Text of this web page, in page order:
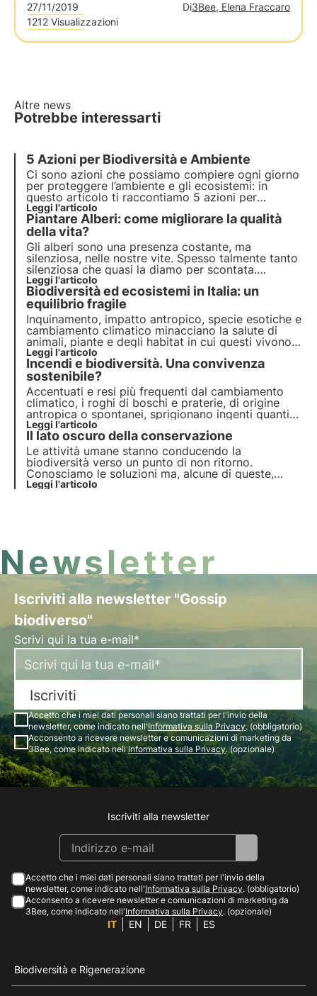
27/11/2019 Di3Bee, Elena Fraccaro
1212 Visualizzazioni
Altre news
Potrebbe interessarti
5 Azioni per Biodiversità e Ambiente
Ci sono azioni che possiamo compiere ogni giorno
per proteggere l’ambiente e gli ecosistemi: in
questo articolo ti raccontiamo 5 azioni per
preservare la biodiversità
contribuire quotidianamente!
Leggi l'articolo
Piantare Alberi: come migliorare la qualità
della vita?
Gli alberi sono una presenza costante, ma
silenziosa, nelle nostre vite. Spesso talmente tanto
silenziosa che quasi la diamo per scontata.
Tuttavia, svolgono un ruolo fondamentale per noi e
per il nostro pianeta. Come possono migliorare la
qualità della nostra vita?
Leggi l'articolo
Biodiversità ed ecosistemi in Italia: un
equilibrio fragile
Inquinamento, impatto antropico, specie esotiche e
cambiamento climatico minacciano la salute di
animali, piante e degli habitat in cui questi vivono.
Il programma delle Nazioni Unite entro il 2030
prevede protezione e ripristino. Ma servono azioni
puntuali.
Leggi l'articolo
Incendi e biodiversità. Una convivenza
sostenibile?
Accentuati e resi più frequenti dal cambiamento
climatico, i roghi di boschi e praterie, di origine
antropica o spontanei, sprigionano ingenti quantità
di CO2 e modificano l’ecosistema forestale con
impatti diversificati e spesso duraturi sulla
vegetazione, sul suolo, e sulla fauna selvatica.
Leggi l'articolo
Il lato oscuro della conservazione
Le attività umane stanno conducendo la
biodiversità verso un punto di non ritorno.
Conosciamo le soluzioni ma, alcune di queste,
possono inasprire conflitti e tensioni sociali. E' il
Leggi l'articolo
Newsletter
Iscriviti alla newsletter "Gossip
biodiverso"
Scrivi qui la tua e-mail*
Iscriviti
Accetto che i miei dati personali siano trattati per l'invio della
newsletter, come indicato nell'Informativa sulla Privacy. (obbligatorio)
Acconsento a ricevere newsletter e comunicazioni di marketing da
3Bee, come indicato nell'Informativa sulla Privacy. (opzionale)
Instagram
Facebook
Linkedin
Youtube
Iscriviti alla newsletter
Accetto che i miei dati personali siano trattati per l'invio della
newsletter, come indicato nell'Informativa sulla Privacy. (obbligatorio)
Acconsento a ricevere newsletter e comunicazioni di marketing da
3Bee, come indicato nell'Informativa sulla Privacy. (opzionale)
IT EN DE FR ES
Biodiversità e Rigenerazione